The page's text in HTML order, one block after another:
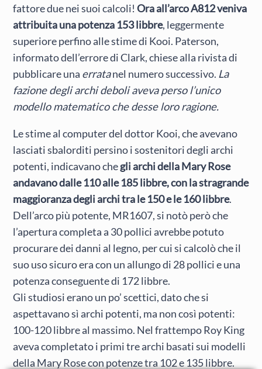
fattore due nei suoi calcoli!Ora all’arco A812 veniva
attribuita una potenza 153 libbre, leggermente
superiore perfino alle stime di Kooi. Paterson,
informato dell’errore di Clark, chiese alla rivista di
pubblicare una erratanel numero successivo. La
fazione degli archi deboli aveva perso l’unico
modello matematico che desse loro ragione.
Le stime al computer del dottor Kooi, che avevano
lasciati sbalorditi persino i sostenitori degli archi
potenti, indicavano chegli archi della Mary Rose
andavano dalle 110 alle 185 libbre, con la stragrande
maggioranza degli archi tra le 150 e le 160 libbre.
Dell’arco più potente, MR1607, si notò però che
l’apertura completa a 30 pollici avrebbe potuto
procurare dei danni al legno, per cui si calcolò che il
suo uso sicuro era con un allungo di 28 pollici e una
potenza conseguente di 172 libbre.
Gli studiosi erano un po’ scettici, dato che si
aspettavano sì archi potenti, ma non così potenti:
100-120 libbre al massimo. Nel frattempo Roy King
aveva completato i primi tre archi basati sui modelli
della Mary Rose con potenze tra 102 e 135 libbre.